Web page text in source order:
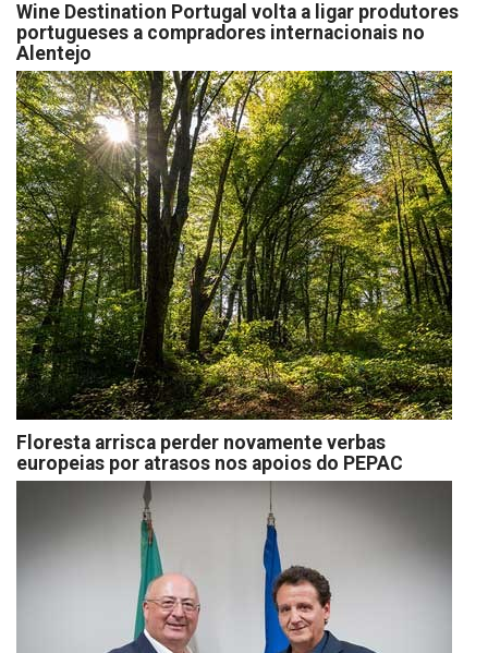
Wine Destination Portugal volta a ligar produtores
portugueses a compradores internacionais no
Alentejo
Floresta arrisca perder novamente verbas
europeias por atrasos nos apoios do PEPAC